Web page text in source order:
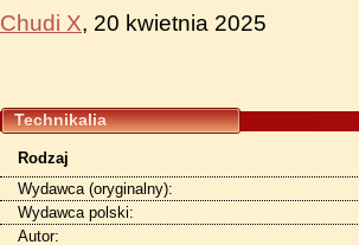
Chudi X, 20 kwietnia 2025
Technikalia
Rodzaj
Wydawca (oryginalny):
Wydawca polski:
Autor: